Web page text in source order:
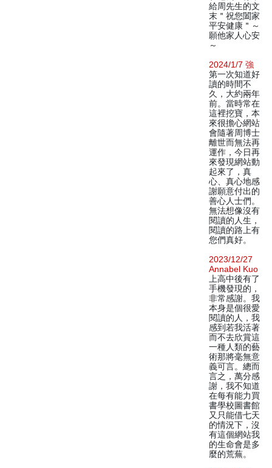
給周先生的文
末＂祝您闔家
平安健康＂～
願他家人心安
～
2024/1/7 強
第一次知道好
讀的時間不
久，大約兩年
前。當時常在
這裡挖寶，本
來很擔心網站
會隨著周博士
離世而無法再
運作，今日再
來發現網站動
起來了，真
心、真心地感
謝願意付出的
善心人士們。
無法想像沒有
閱讀的人生，
閱讀的路上有
您們真好。
2023/12/27
Annabel Kuo
上高中後有了
手機發現的，
非常感謝。我
本身是個很愛
閱讀的人，我
感到若我活著
而不去欣賞這
一種人類的藝
術那將毫無意
義可言。總而
言之，萬分感
謝，我不知道
在每有能力買
書學校圖書館
又只能借七天
的情況下，沒
有這個網站我
的生命會是多
麼的荒蕪。